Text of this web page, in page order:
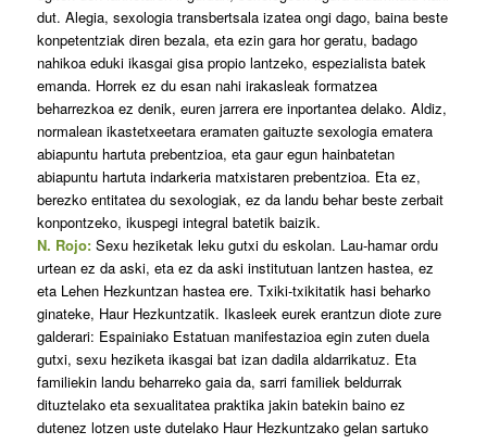
dut. Alegia, sexologia transbertsala izatea ongi dago, baina beste
konpetentziak diren bezala, eta ezin gara hor geratu, badago
nahikoa eduki ikasgai gisa propio lantzeko, espezialista batek
emanda. Horrek ez du esan nahi irakasleak formatzea
beharrezkoa ez denik, euren jarrera ere inportantea delako. Aldiz,
normalean ikastetxeetara eramaten gaituzte sexologia ematera
abiapuntu hartuta prebentzioa, eta gaur egun hainbatetan
abiapuntu hartuta indarkeria matxistaren prebentzioa. Eta ez,
berezko entitatea du sexologiak, ez da landu behar beste zerbait
konpontzeko, ikuspegi integral batetik baizik.
N. Rojo:Sexu heziketak leku gutxi du eskolan. Lau-hamar ordu
urtean ez da aski, eta ez da aski institutuan lantzen hastea, ez
eta Lehen Hezkuntzan hastea ere. Txiki-txikitatik hasi beharko
ginateke, Haur Hezkuntzatik. Ikasleek eurek erantzun diote zure
galderari: Espainiako Estatuan manifestazioa egin zuten duela
gutxi, sexu heziketa ikasgai bat izan dadila aldarrikatuz. Eta
familiekin landu beharreko gaia da, sarri familiek beldurrak
dituztelako eta sexualitatea praktika jakin batekin baino ez
dutenez lotzen uste dutelako Haur Hezkuntzako gelan sartuko